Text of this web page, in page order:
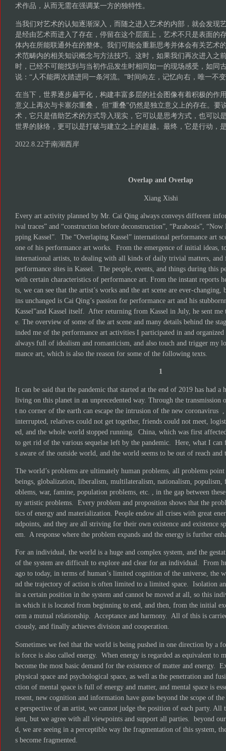
术作品，从而无需在强调某一方的独特性。
当我们对艺术的认知逐渐深入，而随之进入艺术的内部，就会发现
是经由艺术而进入了存在，停留在这个层面上，艺术不只是表面的
体内在所能联通外在的整体。我们可能会重新思考并体会有关艺术
术范畴内的相关知识概念与方法技巧。这时，如果我们再次进入之
时，已经不可能找到与当初作品发生时相同如一的现场感受，如同
说：“人不能两次踏进同一条河流。”时间向左，记忆向右，唯一不
在当下，世界逐步扁平化，构建丰富多层的社会图像有着积极的作
意义上再次与卡塞尔重叠， 但“重叠”仍然是独立意义上的存在。要
术，它只是借助艺术的方式导入现实，它可以是思考方式，也可以
世界的脉络，更可以是打破与建立之上的超越。最终，它是行动，
2022.8.22于南湖西岸
Overlap and Overlap
Xiang Xishi
Every art activity planned by Mr. Cai Qing always conveys different
ival traces” and “construction before deconstruction”, “Parabosis”,
pping Kassel”. The “Overlaping Kassel” international performance art
one of his performance art works. From the emergence of initial ideas,
international artists, to dealing with all kinds of daily trivial matters,
performance sites in Kassel. The people, events, and things during this
with certain characteristics of performance art. From the instant reports
ts, we can see that the artist’s works and the art scene are ever-
ins unchanged is Cai Qing’s passion for performance art and his
Kassel”and Kassel itself. After returning from Kassel in July, he sent me
e. The overview of some of the art scene and many details behind the
inded me of the performance art activities I participated in and
always full of idealism and romanticism, and also touch and trigger my
mance art, which is also the reason for some of the following texts.
1
It can be said that the pandemic that started at the end of 2019 has had a
living on this planet in an unprecedented way. Through the
t no corner of the earth can escape the intrusion of the new coronavirus
interrupted, relatives could not get together, friends could not meet,
ed, and the whole world stopped running. China, which was first
to get rid of the various sequelae left by the pandemic. Here, what I can
s aware of the outside world, and the world seems to be out of reach and
The world’s problems are ultimately human problems, all problems
beings, globalization, liberalism, multilateralism, nationalism, populism,
oblems, war, famine, population problems, etc. , in the gap between
ny artistic problems. Every problem and proposition shows that the
tics of energy and materialization. People endow all crises with great
ndpoints, and they are all striving for their own existence and existence
em. A response where the problem expands and the energy is further
For an individual, the world is a huge and complex system, and the
of the system are difficult to explore and clear for an individual. From
ago to today, in terms of human’s limited cognition of the universe, the
nd the trajectory of action is often limited to a limited space. Isolation
in a certain position in the system and cannot be moved at all, so this
in which it is located from beginning to end, and then, from the initial
orm a mutual relationship. Acceptance and harmony. All of this is
ciously, and finally achieves division and cooperation.
Sometimes we feel that the world is being pushed in one direction by a
is force is also called energy. When energy is regarded as equivalent to
become the most basic demand for the existence of matter and energy.
physical space and psychological space, as well as the penetration and
ction of mental space is full of energy and matter, and mental space is
resent, new cognition and information have gone beyond the scope of
e perspective of an artist, we cannot judge the position of each party. All
ient, but we agree with all viewpoints and support all parties. beyond
d, we are seeing in a perceptible way the fragmentation of this system,
s become fragmented.